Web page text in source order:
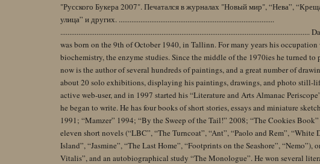
"Русского Букера 2007". Печатался в журналах "Новый мир", “Нева”,
улица” и других. ......................................................................................
..........................................................................................................................................
was born on the 9th of October 1940, in Tallinn. For many years his occupation
biochemistry, the enzyme studies. Since the middle of the 1970ies he turned to
now is the author of several hundreds of paintings, and a great number of
about 20 solo exhibitions, displaying his paintings, drawings, and photo still-
active web-user, and in 1997 started his “Literature and Arts Almanac
he began to write. He has four books of short stories, essays and miniature
1991; “Mamzer” 1994; “By the Sweep of the Tail!” 2008; “The Cookies
eleven short novels (“LBC”, “The Turncoat”, “Ant”, “Paolo and Rem”, “White
Island”, “Jasmine”, “The Last Home”, “Footprints on the Seashore”, “Nemo”),
Vitalis”, and an autobiographical study “The Monologue”. He won several